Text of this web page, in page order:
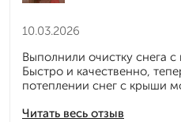
10.03.2026
Читать весь отзыв
Выполнили очистку снега
Быстро и качественно,
потеплении снег с крыши